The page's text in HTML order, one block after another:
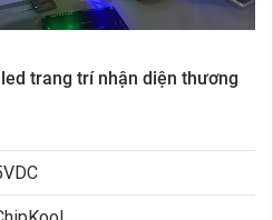
led trang trí nhận diện thương